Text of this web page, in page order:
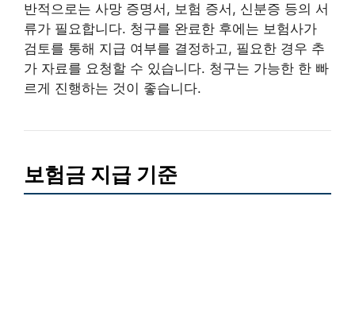
반적으로는 사망 증명서, 보험 증서, 신분증 등의 서
류가 필요합니다. 청구를 완료한 후에는 보험사가
검토를 통해 지급 여부를 결정하고, 필요한 경우 추
가 자료를 요청할 수 있습니다. 청구는 가능한 한 빠
르게 진행하는 것이 좋습니다.
보험금 지급 기준